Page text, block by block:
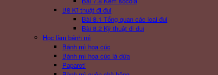
B8 Kĩ thuật đi đui
Bài 8.1 Tổng quan các loai đui
Bài 8.2 Kỹ thuật đi đui
Học làm bánh mì
Bánh mì hoa cúc
Bánh mì hoa cúc lá dứa
Paparoti